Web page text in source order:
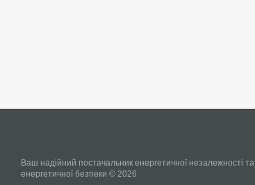
Ваш надійний постачальник енергетичної незалежності та
енергетичної безпеки © 2026